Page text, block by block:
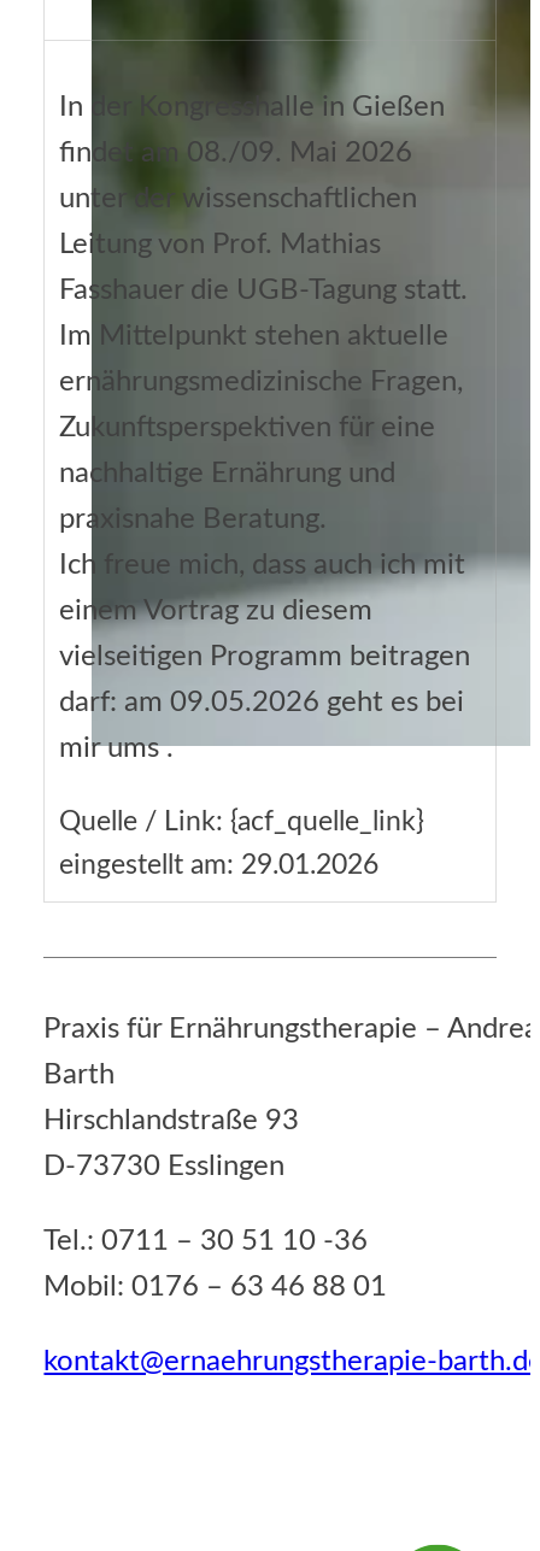
In der Kongresshalle in Gießen
findet am 08./09. Mai 2026
unter der wissenschaftlichen
Leitung von Prof. Mathias
Fasshauer die UGB-Tagung statt.
Im Mittelpunkt stehen aktuelle
ernährungsmedizinische Fragen,
Zukunftsperspektiven für eine
nachhaltige Ernährung und
praxisnahe Beratung.
Ich freue mich, dass auch ich mit
einem Vortrag zu diesem
vielseitigen Programm beitragen
darf: am 09.05.2026 geht es bei
mir ums .
Quelle / Link: {acf_quelle_link}
eingestellt am: 29.01.2026
Praxis für Ernährungstherapie – Andrea
Barth
Hirschlandstraße 93
D-73730 Esslingen
Tel.: 0711 – 30 51 10 -36
Mobil: 0176 – 63 46 88 01
kontakt@ernaehrungstherapie-